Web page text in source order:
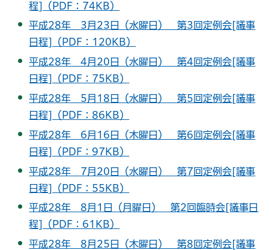
程]（PDF：74KB）
平成28年 3月23日（水曜日） 第3回定例会[議事
日程]（PDF：120KB）
平成28年 4月20日（水曜日） 第4回定例会[議事
日程]（PDF：75KB）
平成28年 5月18日（水曜日） 第5回定例会[議事
日程]（PDF：86KB）
平成28年 6月16日（木曜日） 第6回定例会[議事
日程]（PDF：97KB）
平成28年 7月20日（水曜日） 第7回定例会[議事
日程]（PDF：55KB）
平成28年 8月1日（月曜日） 第2回臨時会[議事日
程]（PDF：61KB）
平成28年 8月25日（木曜日） 第8回定例会[議事